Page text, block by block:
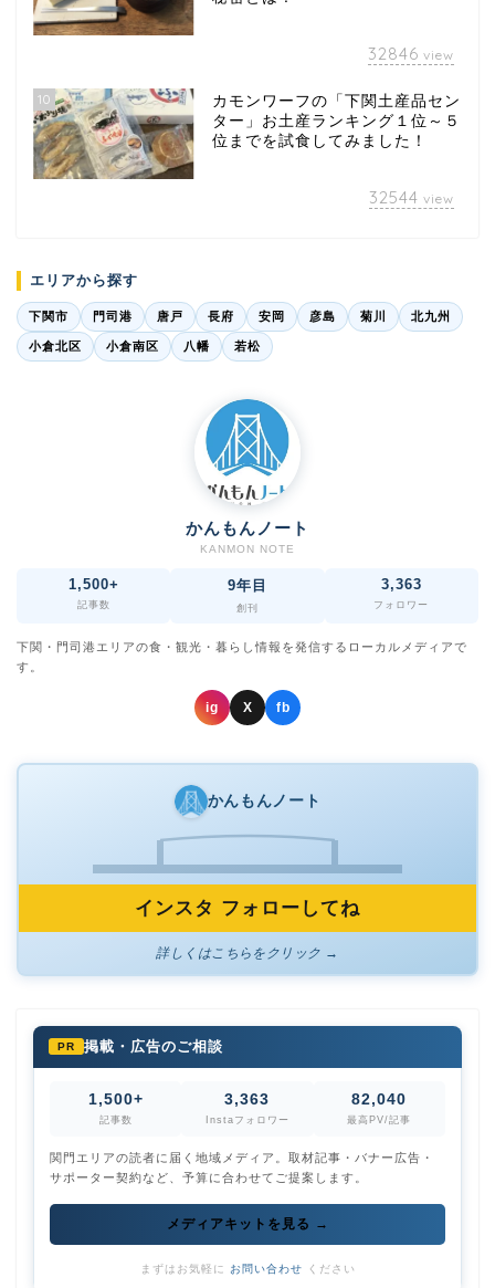
32846 view
10
カモンワーフの「下関土産品セン
ター」お土産ランキング１位～５
位までを試食してみました！
32544 view
エリアから探す
下関市 門司港 唐戸 長府 安岡 彦島 菊川 北九州
小倉北区 小倉南区 八幡 若松
かんもんノート
KANMON NOTE
1,500+
記事数
9年目
創刊
3,363
フォロワー
下関・門司港エリアの食・観光・暮らし情報を発信するローカルメディアで
す。
ig X fb
かんもんノート
インスタ フォローしてね
詳しくはこちらをクリック →
PR 掲載・広告のご相談
1,500+
記事数
3,363
Instaフォロワー
82,040
最高PV/記事
関門エリアの読者に届く地域メディア。取材記事・バナー広告・
サポーター契約など、予算に合わせてご提案します。
メディアキットを見る →
まずはお気軽に お問い合わせ ください